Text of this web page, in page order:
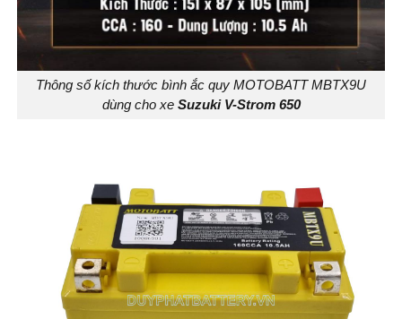
Thông số kích thước bình ắc quy MOTOBATT MBTX9U
dùng cho xe Suzuki V-Strom 650